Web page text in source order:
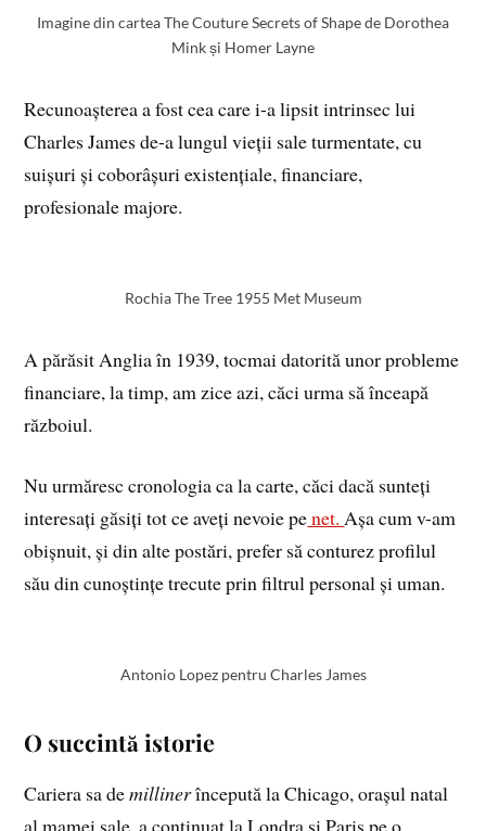
Imagine din cartea The Couture Secrets of Shape de Dorothea
Mink și Homer Layne
Recunoașterea a fost cea care i-a lipsit intrinsec lui
Charles James de-a lungul vieții sale turmentate, cu
suișuri și coborâșuri existențiale, financiare,
profesionale majore.
Rochia The Tree 1955 Met Museum
A părăsit Anglia în 1939, tocmai datorită unor probleme
financiare, la timp, am zice azi, căci urma să înceapă
războiul.
Nu urmăresc cronologia ca la carte, căci dacă sunteți
interesați găsiți tot ce aveți nevoie penet.Așa cum v-am
obișnuit, și din alte postări, prefer să conturez profilul
său din cunoștințe trecute prin filtrul personal și uman.
Antonio Lopez pentru Charles James
O succintă istorie
Cariera sa demillinerîncepută la Chicago, orașul natal